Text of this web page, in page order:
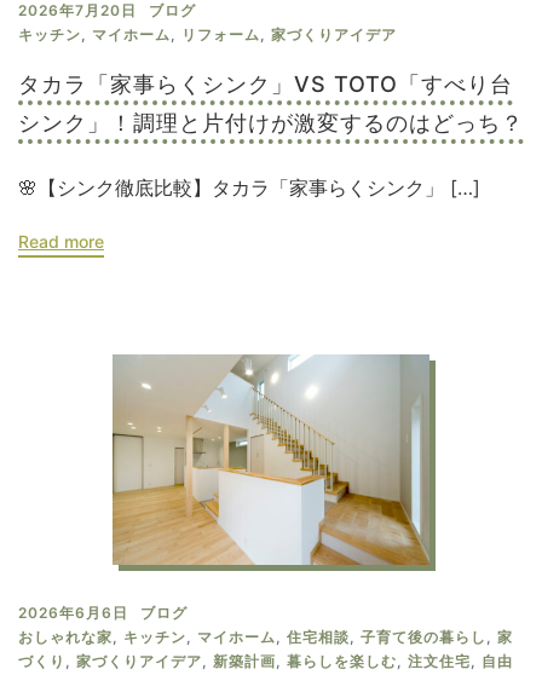
2026年7月20日
ブログ
キッチン, マイホーム, リフォーム, 家づくりアイデア
タカラ「家事らくシンク」VS TOTO「すべり台
シンク」！調理と片付けが激変するのはどっち？
🌸【シンク徹底比較】タカラ「家事らくシンク」 […]
Read more
2026年6月6日
ブログ
おしゃれな家, キッチン, マイホーム, 住宅相談, 子育て後の暮らし , 家
づくり , 家づくりアイデア, 新築計画, 暮らしを楽しむ, 注文住宅, 自由